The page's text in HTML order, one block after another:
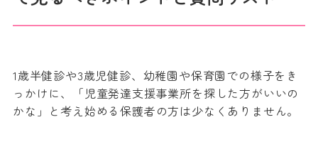
1歳半健診や3歳児健診、幼稚園や保育園での様子をき
っかけに、「児童発達支援事業所を探した方がいいの
かな」と考え始める保護者の方は少なくありません。